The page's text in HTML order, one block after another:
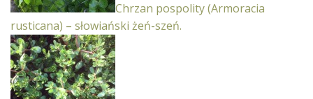
Chrzan pospolity (Armoracia
rusticana) – słowiański żeń-szeń.